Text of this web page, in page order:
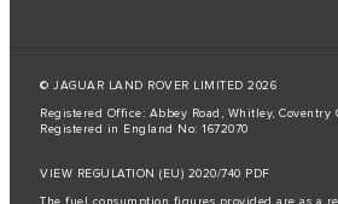
© JAGUAR LAND ROVER LIMITED 2026
Registered Office: Abbey Road, Whitley, Coventry
Registered in England No: 1672070
VIEW REGULATION (EU) 2020/740 PDF